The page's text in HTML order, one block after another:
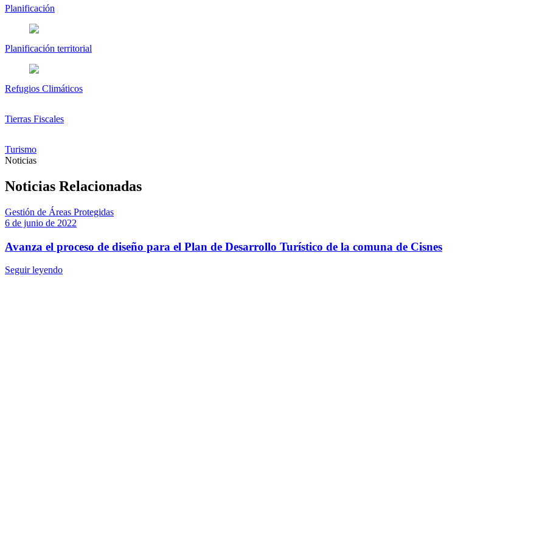
Planificación
Planificación territorial
Refugios Climáticos
Tierras Fiscales
Turismo
Noticias
Noticias Relacionadas
Gestión de Áreas Protegidas
6 de junio de 2022
Avanza el proceso de diseño para el Plan de Desarrollo Turístico de la comuna de Cisnes
Seguir leyendo